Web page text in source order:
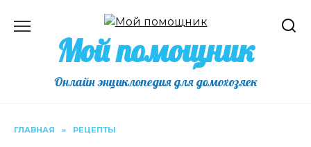
содержаниюМой помощник
Онлайн энциклопедия для домохозяек
ГЛАВНАЯ » РЕЦЕПТЫ